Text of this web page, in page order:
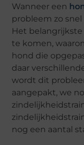
Wanneer een
probleem zo
Het
te komen,
hond die
daar
wordt dit
aangepakt, we
nog een aantal